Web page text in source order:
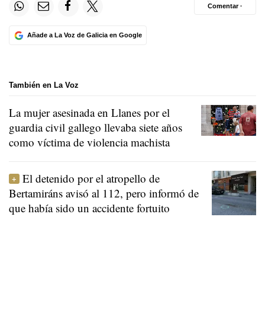
Añade a La Voz de Galicia en Google
Comentar ·
También en La Voz
La mujer asesinada en Llanes por el
guardia civil gallego llevaba siete años
como víctima de violencia machista
El detenido por el atropello de
Bertamiráns avisó al 112, pero informó de
que había sido un accidente fortuito